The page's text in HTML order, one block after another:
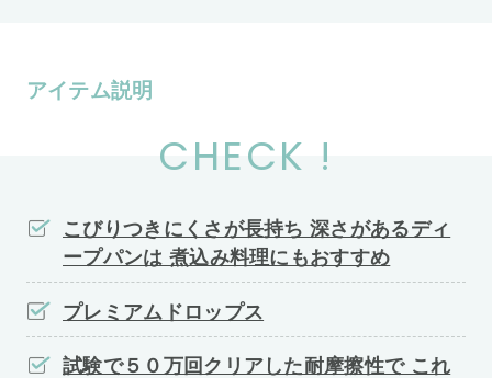
アイテム説明
CHECK !
こびりつきにくさが長持ち 深さがあるディ
ープパンは 煮込み料理にもおすすめ
プレミアムドロップス
試験で５０万回クリアした耐摩擦性で これ